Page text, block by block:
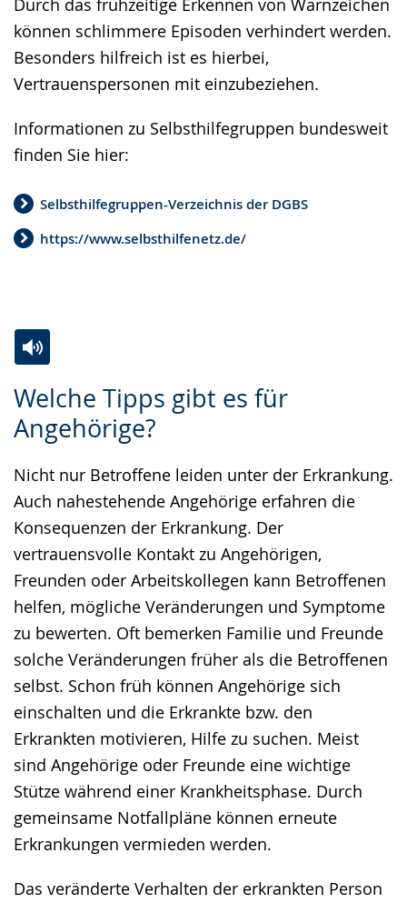
Durch das frühzeitige Erkennen von Warnzeichen
können schlimmere Episoden verhindert werden.
Besonders hilfreich ist es hierbei,
Vertrauenspersonen mit einzubeziehen.
Informationen zu Selbsthilfegruppen bundesweit
finden Sie hier:
Selbsthilfegruppen-Verzeichnis der DGBS
https://www.selbsthilfenetz.de/
Welche Tipps gibt es für
Angehörige?
Nicht nur Betroffene leiden unter der Erkrankung.
Auch nahestehende Angehörige erfahren die
Konsequenzen der Erkrankung. Der
vertrauensvolle Kontakt zu Angehörigen,
Freunden oder Arbeitskollegen kann Betroffenen
helfen, mögliche Veränderungen und Symptome
zu bewerten. Oft bemerken Familie und Freunde
solche Veränderungen früher als die Betroffenen
selbst. Schon früh können Angehörige sich
einschalten und die Erkrankte bzw. den
Erkrankten motivieren, Hilfe zu suchen. Meist
sind Angehörige oder Freunde eine wichtige
Stütze während einer Krankheitsphase. Durch
gemeinsame Notfallpläne können erneute
Erkrankungen vermieden werden.
Das veränderte Verhalten der erkrankten Person
Leichten
Sprache
Audio-
Unterstützung.
Video
in
Gebärdensprache
wird
angezeigt.